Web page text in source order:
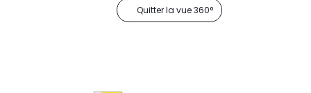
Quitter la vue 360°